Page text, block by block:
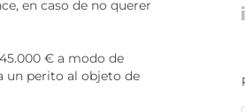
en caso de no querer
€ a modo de
un perito al objeto de